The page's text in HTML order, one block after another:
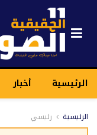
الرئيسية أخبار
الرئيسية رئيسي